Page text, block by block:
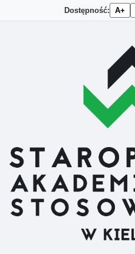
Dostępność: A+